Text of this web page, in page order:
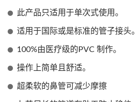
此产品只适用于单次式使用。
适用于国际或是标准的管子接头。
100%由医疗级的PVC 制作。
操作上简单且舒适。
超柔软的鼻管可减少摩擦